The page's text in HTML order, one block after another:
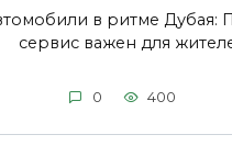
в ритме Дубая:
сервис важен для
0 400